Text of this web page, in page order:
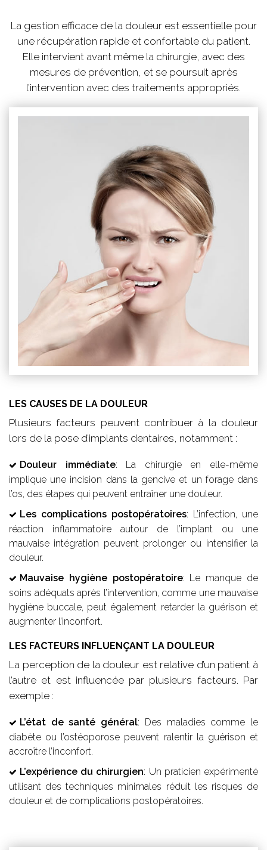
La gestion efficace de la douleur est essentielle pour
une récupération rapide et confortable du patient.
Elle intervient avant même la chirurgie, avec des
mesures de prévention, et se poursuit après
l’intervention avec des traitements appropriés.
LES CAUSES DE LA DOULEUR
Plusieurs facteurs peuvent contribuer à la douleur
lors de la pose d’implants dentaires, notamment :
Douleur immédiate: La chirurgie en elle-même
implique une incision dans la gencive et un forage dans
l’os, des étapes qui peuvent entraîner une douleur.
Les complications postopératoires: L’infection, une
réaction inflammatoire autour de l’implant ou une
mauvaise intégration peuvent prolonger ou intensifier la
douleur.
Mauvaise hygiène postopératoire: Le manque de
soins adéquats après l’intervention, comme une mauvaise
hygiène buccale, peut également retarder la guérison et
augmenter l’inconfort.
LES FACTEURS INFLUENÇANT LA DOULEUR
La perception de la douleur est relative d’un patient à
l’autre et est influencée par plusieurs facteurs. Par
exemple :
L’état de santé général: Des maladies comme le
diabète ou l’ostéoporose peuvent ralentir la guérison et
accroître l’inconfort.
L’expérience du chirurgien: Un praticien expérimenté
utilisant des techniques minimales réduit les risques de
douleur et de complications postopératoires.